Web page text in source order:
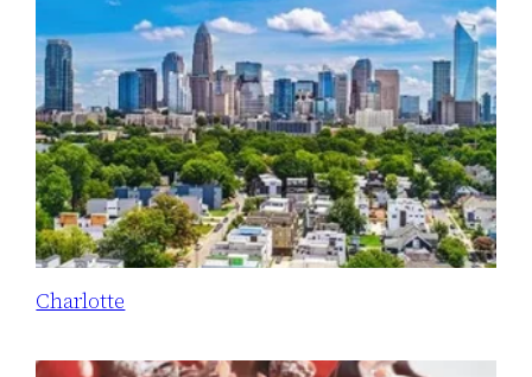
Charlotte